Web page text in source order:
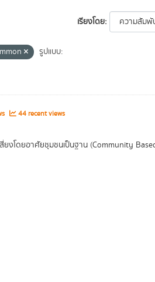
เรียงโดย
รูปแบบ:
44 recent views
งโดยอาศัยชุมชนเป็นฐาน (Community